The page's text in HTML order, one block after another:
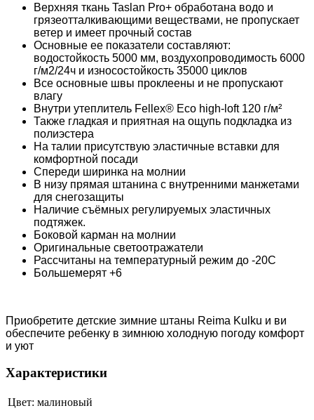
Верхняя ткань Taslan Pro+ обработана водо и
грязеотталкивающими веществами, не пропускает
ветер и имеет прочный состав
Основные ее показатели составляют:
водостойкость 5000 мм, воздухопроводимость 6000
г/м2/24ч и износостойкость 35000 циклов
Все основные швы проклеены и не пропускают
влагу
Внутри утеплитель Fellex® Eco high-loft 120 г/м²
Также гладкая и приятная на ощупь подкладка из
полиэстера
На талии присутствую эластичные вставки для
комфортной посади
Спереди ширинка на молнии
В низу прямая штанина с внутренними манжетами
для снегозащиты
Наличие съёмных регулируемых эластичных
подтяжек.
Боковой карман на молнии
Оригинальные светоотражатели
Рассчитаны на температурный режим до -20С
Большемерят +6
Приобретите детские зимние штаны Reima Kulku и ви
обеспечите ребенку в зимнюю холодную погоду комфорт
и уют
Характеристики
Цвет: малиновый